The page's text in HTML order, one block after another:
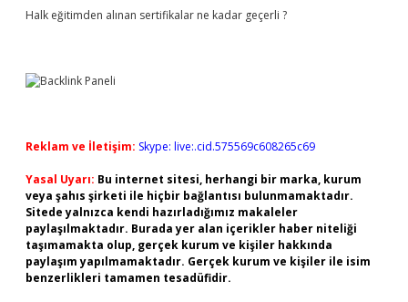
Halk eğitimden alınan sertifikalar ne kadar geçerli ?
Reklam ve İletişim: Skype: live:.cid.575569c608265c69
Yasal Uyarı: Bu internet sitesi, herhangi bir marka, kurum
veya şahıs şirketi ile hiçbir bağlantısı bulunmamaktadır.
Sitede yalnızca kendi hazırladığımız makaleler
paylaşılmaktadır. Burada yer alan içerikler haber niteliği
taşımamakta olup, gerçek kurum ve kişiler hakkında
paylaşım yapılmamaktadır. Gerçek kurum ve kişiler ile isim
benzerlikleri tamamen tesadüfidir.